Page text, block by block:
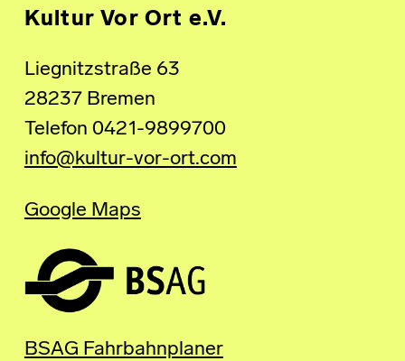
Kultur Vor Ort e.V.
Liegnitzstraße 63
28237 Bremen
Telefon 0421-9899700
info@kultur-vor-ort.com
Google Maps
BSAG Fahrbahnplaner